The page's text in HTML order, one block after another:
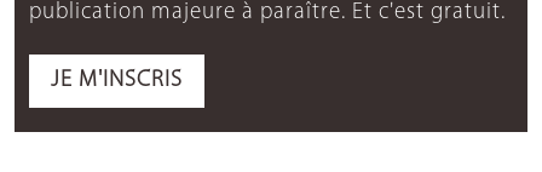
publication majeure à paraître. Et c'est gratuit.
JE M'INSCRIS